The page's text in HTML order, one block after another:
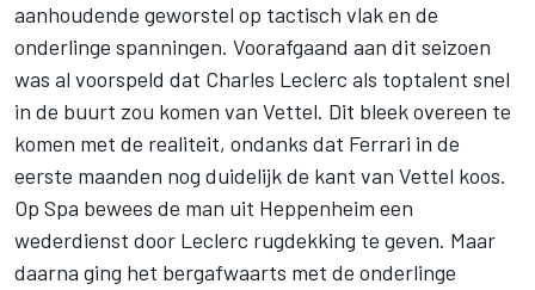
aanhoudende geworstel op tactisch vlak en de
onderlinge spanningen. Voorafgaand aan dit seizoen
was al voorspeld dat Charles Leclerc als toptalent snel
in de buurt zou komen van Vettel. Dit bleek overeen te
komen met de realiteit, ondanks dat Ferrari in de
eerste maanden nog duidelijk de kant van Vettel koos.
Op Spa bewees de man uit Heppenheim een
wederdienst door Leclerc rugdekking te geven. Maar
daarna ging het bergafwaarts met de onderlinge